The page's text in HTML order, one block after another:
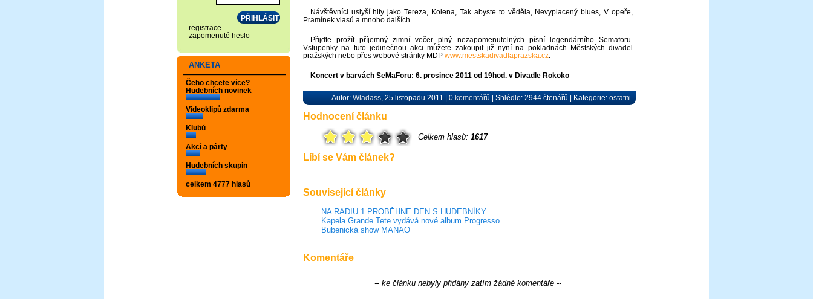
registrace
zapomenuté heslo
ANKETA
Čeho chcete více?
Hudebních novinek
Videoklipů zdarma
Klubů
Akcí a párty
Hudebních skupin
celkem 4777 hlasů
Návštěvníci uslyší hity jako Tereza, Kolena, Tak abyste to věděla, Nevyplacený blues, V opeře,
Pramínek vlasů a mnoho dalších.
Přijďte prožít příjemný zimní večer plný nezapomenutelných písní legendárního Semaforu.
Vstupenky na tuto jedinečnou akci můžete zakoupit již nyní na pokladnách Městských divadel
pražských nebo přes webové stránky MDP www.mestskadivadlaprazska.cz
Koncert v barvách SeMaForu: 6. prosince 2011 od 19hod. v Divadle Rokoko
Autor: Wladass , 25.listopadu 2011 | 0 komentářů | Shlédlo: 2944 čtenářů | Kategorie: ostatni
Hodnocení článku
Celkem hlasů: 1617
Líbí se Vám článek?
Související články
NA RADIU 1 PROBĚHNE DEN S HUDEBNÍKY
Kapela Grande Tete vydává nové album Progresso
Bubenická show MANAO
Komentáře
-- ke článku nebyly přidány zatím žádné komentáře --